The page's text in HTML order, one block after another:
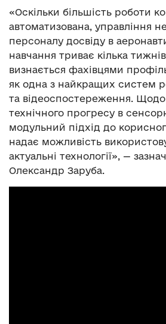
«Оскільки більшість роботи
автоматизована, управління
персоналу досвіду в
навчання триває кілька
визнається фахівцями
як одна з найкращих систем
та відеоспостереження.
технічного прогресу в
модульний підхід до
надає можливість
актуальні технології», —
Олександр Заруба.